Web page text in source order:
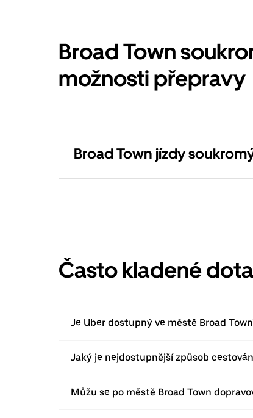
Broad Town
možnosti přepravy
Broad Town jízdy
Často kladené
Je Uber dostupný ve městě Broad
Jaký je nejdostupnější způsob
Můžu se po městě Broad Town